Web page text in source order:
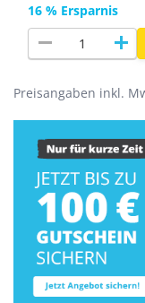
16 % Ersparnis
remove add
Preisangaben inkl.